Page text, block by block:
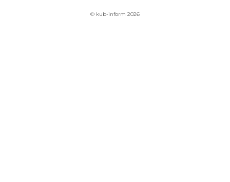
© kub-inform 2026